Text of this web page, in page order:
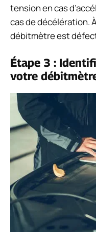
tension en cas
cas de décélération.
débitmètre est
Étape 3 :
votre